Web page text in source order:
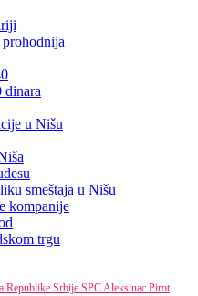
prohodnija
dinara
u Nišu
smeštaja u Nišu
kompanije
trgu
Republike Srbije SPCAleksinac Pirot